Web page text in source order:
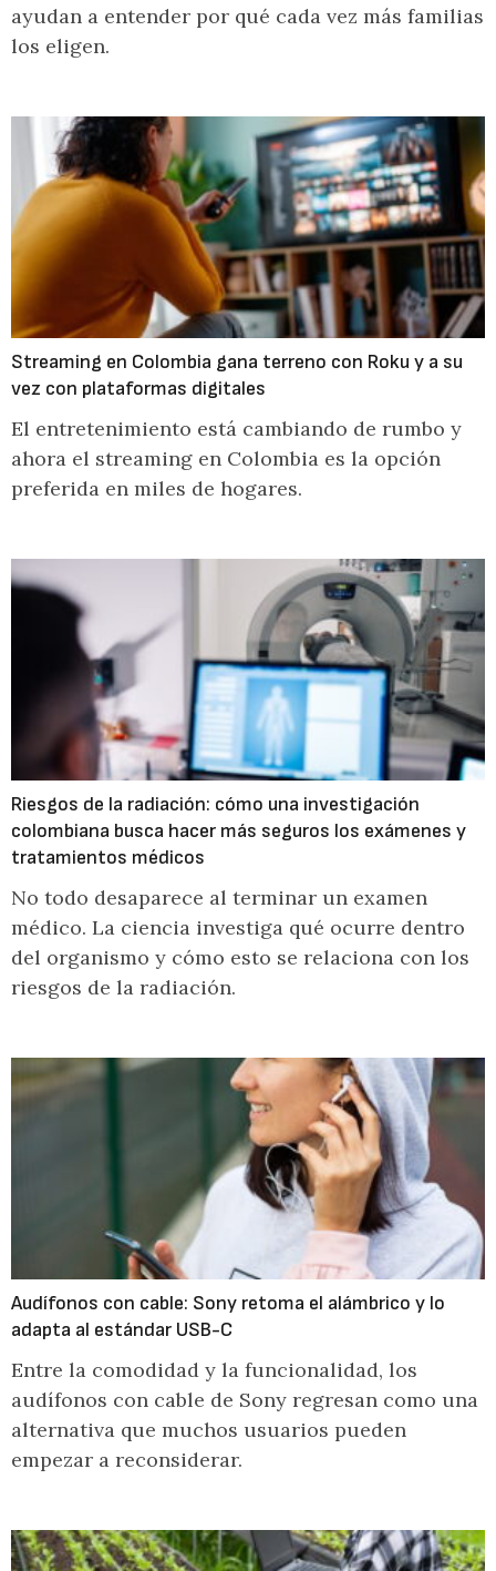
ayudan a entender por qué cada vez más familias
los eligen.
Streaming en Colombia gana terreno con Roku y a su
vez con plataformas digitales
El entretenimiento está cambiando de rumbo y
ahora el streaming en Colombia es la opción
preferida en miles de hogares.
Riesgos de la radiación: cómo una investigación
colombiana busca hacer más seguros los exámenes y
tratamientos médicos
No todo desaparece al terminar un examen
médico. La ciencia investiga qué ocurre dentro
del organismo y cómo esto se relaciona con los
riesgos de la radiación.
Audífonos con cable: Sony retoma el alámbrico y lo
adapta al estándar USB-C
Entre la comodidad y la funcionalidad, los
audífonos con cable de Sony regresan como una
alternativa que muchos usuarios pueden
empezar a reconsiderar.